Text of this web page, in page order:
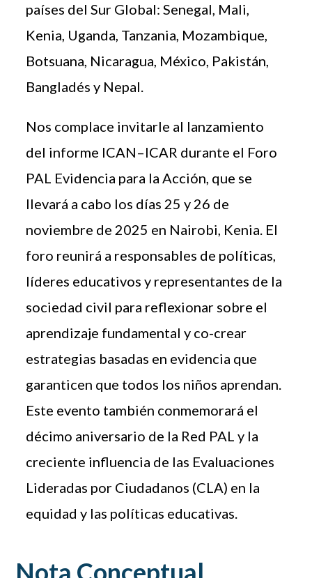
países del Sur Global: Senegal, Mali,
Kenia, Uganda, Tanzania, Mozambique,
Botsuana, Nicaragua, México, Pakistán,
Bangladés y Nepal.
Nos complace invitarle al lanzamiento
del informe ICAN–ICAR durante el Foro
PAL Evidencia para la Acción, que se
llevará a cabo los días 25 y 26 de
noviembre de 2025 en Nairobi, Kenia. El
foro reunirá a responsables de políticas,
líderes educativos y representantes de la
sociedad civil para reflexionar sobre el
aprendizaje fundamental y co-crear
estrategias basadas en evidencia que
garanticen que todos los niños aprendan.
Este evento también conmemorará el
décimo aniversario de la Red PAL y la
creciente influencia de las Evaluaciones
Lideradas por Ciudadanos (CLA) en la
equidad y las políticas educativas.